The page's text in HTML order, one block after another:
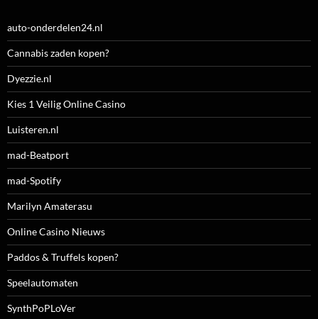
auto-onderdelen24.nl
Cannabis zaden kopen?
Dyezzie.nl
Kies 1 Veilig Online Casino
Luisteren.nl
mad-Beatport
mad-Spotify
Marilyn Amaterasu
Online Casino Nieuws
Paddos & Truffels kopen?
Speelautomaten
SynthPoPLoVer